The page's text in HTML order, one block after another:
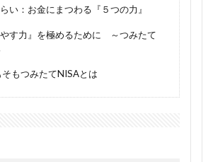
い：お金にまつわる『５つの力』
やす力』を極めるために ～つみたて
そもつみたてNISAとは